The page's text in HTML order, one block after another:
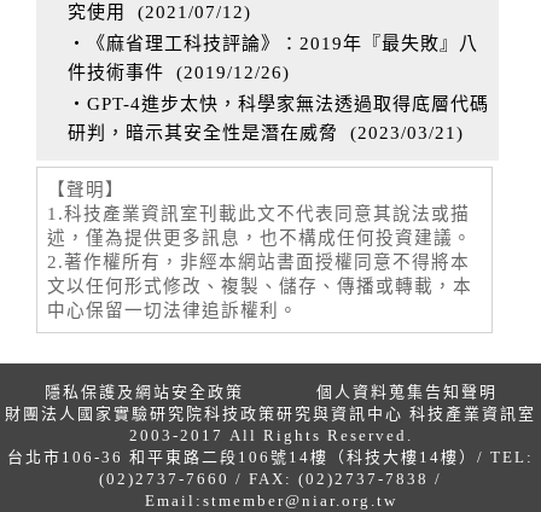
究使用
(2021/07/12)
‧《麻省理工科技評論》：2019年『最失敗』八
件技術事件 (2019/12/26)
‧GPT-4進步太快，科學家無法透過取得底層代碼
研判，暗示其安全性是潛在威脅
(2023/03/21)
【聲明】
1.科技產業資訊室刊載此文不代表同意其說法或描
述，僅為提供更多訊息，也不構成任何投資建議。
2.著作權所有，非經本網站書面授權同意不得將本
文以任何形式修改、複製、儲存、傳播或轉載，本
中心保留一切法律追訴權利。
隱私保護及網站安全政策
個人資料蒐集告知聲明
財團法人國家實驗研究院科技政策研究與資訊中心 科技產業資訊室
2003-2017 All Rights Reserved.
台北市106-36 和平東路二段106號14樓（科技大樓14樓）/ TEL:
(02)2737-7660 / FAX: (02)2737-7838 /
Email: stmember@niar.org.tw